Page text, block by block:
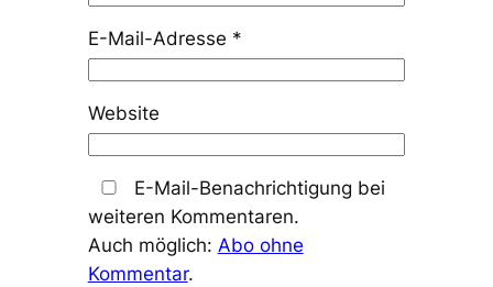
E-Mail-Adresse *
Website
E-Mail-Benachrichtigung bei
weiteren Kommentaren.
Auch möglich: Abo ohne
Kommentar.